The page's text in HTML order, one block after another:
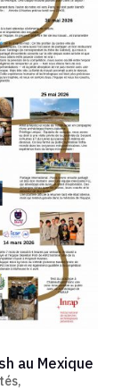
au Mexique
,